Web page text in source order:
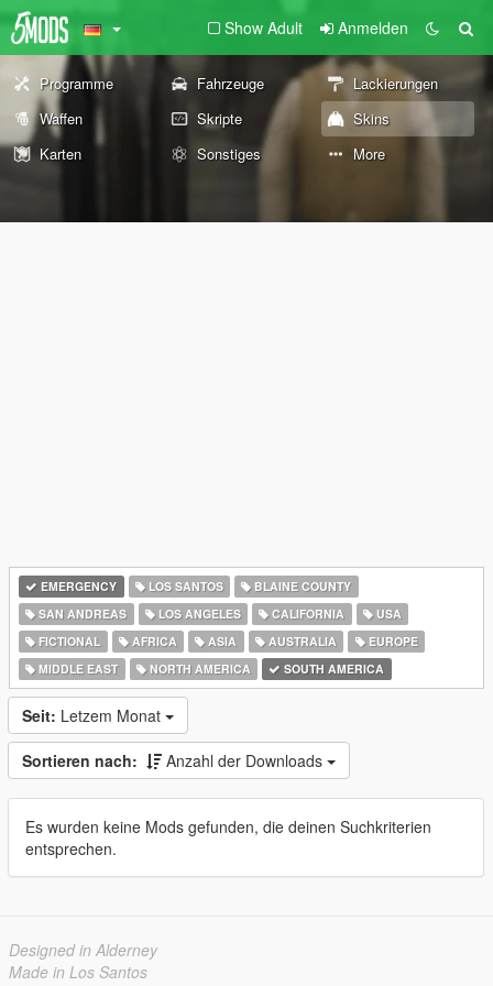
Show Adult Anmelden
Programme Fahrzeuge
Lackierungen
Waffen
Skripte
Skins
Karten
Sonstiges More
EMERGENCY LOS SANTOS
BLAINE COUNTY
SAN ANDREAS
LOS ANGELES CALIFORNIA
USA
FICTIONAL
AFRICA ASIA AUSTRALIA
EUROPE
MIDDLE EAST
NORTH AMERICA SOUTH AMERICA
Seit: Letzem Monat
Sortieren nach: Anzahl der Downloads
Es wurden keine Mods gefunden, die deinen Suchkriterien
entsprechen.
Designed in Alderney
Made in Los Santos